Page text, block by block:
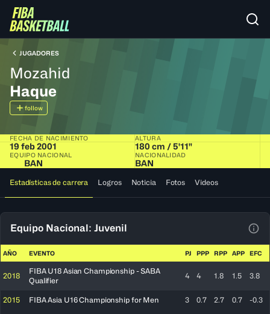
JUGADORES
Mozahid
Haque
follow
FECHA DE NACIMIENTO
19 feb 2001
ALTURA
180 cm / 5'11"
EQUIPO NACIONAL
BAN
NACIONALIDAD
BAN
Estadísticas de carrera Logros Noticia Fotos Videos
Equipo Nacional: Juvenil
AÑO EVENTO PJ PPP RPP APP EFC
2018
FIBA U18 Asian Championship - SABA
Qualifier
4 4 1.8 1.5 3.8
2015 FIBA Asia U16 Championship for Men 3 0.7 2.7 0.7 -0.3